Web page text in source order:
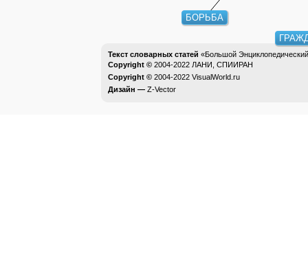
БОРЬБА
Текст словарных статей «Большой
Copyright © 2004-2022 ЛАНИ, СПИИРАН
Copyright © 2004-2022 VisualWorld.ru
Дизайн — Z-Vector